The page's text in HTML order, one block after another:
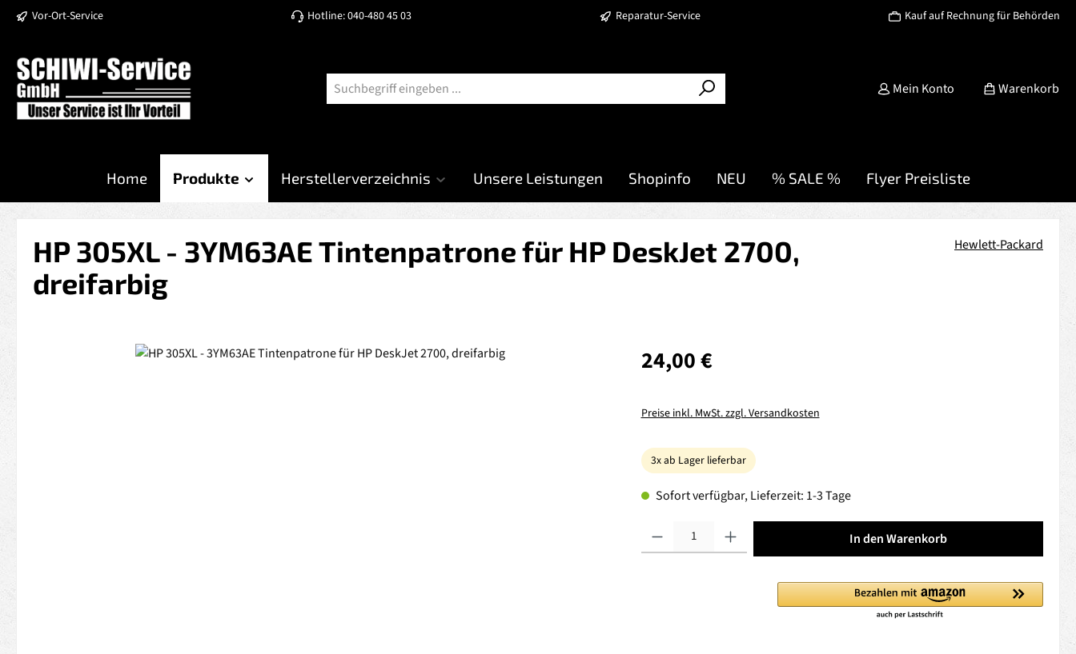
Hauptinhalt springen
Zur Suche springen
Zur Hauptnavigation springen
Vor-Ort-Service Hotline: 040-480 45 03 Reparatur-Service Kauf auf Rechnung für Behörden
Mein Konto Warenkorb
Home Produkte Herstellerverzeichnis Unsere Leistungen Shopinfo NEU % SALE % Flyer Preisliste
HP 305XL - 3YM63AE Tintenpatrone für HP DeskJet 2700,
dreifarbig
Hewlett-Packard
Bildergalerie überspringen Regulärer Preis:
24,00 €
Preise inkl. MwSt. zzgl. Versandkosten
3x ab Lager lieferbar
Sofort verfügbar, Lieferzeit: 1-3 Tage
Produkt Anzahl: Gib den gewünschten Wert ein oder benutze die Schaltflächen um die
In den Warenkorb